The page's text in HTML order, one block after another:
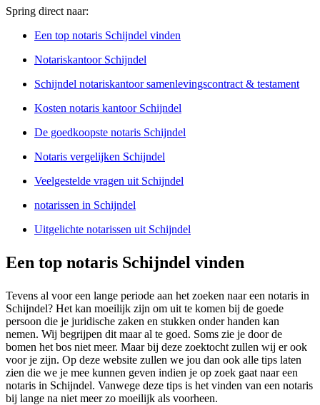
Spring direct naar:
Een top notaris Schijndel vinden
Notariskantoor Schijndel
Schijndel notariskantoor samenlevingscontract & testament
Kosten notaris kantoor Schijndel
De goedkoopste notaris Schijndel
Notaris vergelijken Schijndel
Veelgestelde vragen uit Schijndel
notarissen in Schijndel
Uitgelichte notarissen uit Schijndel
Een top notaris Schijndel vinden
Tevens al voor een lange periode aan het zoeken naar een notaris in
Schijndel? Het kan moeilijk zijn om uit te komen bij de goede
persoon die je juridische zaken en stukken onder handen kan
nemen. Wij begrijpen dit maar al te goed. Soms zie je door de
bomen het bos niet meer. Maar bij deze zoektocht zullen wij er ook
voor je zijn. Op deze website zullen we jou dan ook alle tips laten
zien die we je mee kunnen geven indien je op zoek gaat naar een
notaris in Schijndel. Vanwege deze tips is het vinden van een notaris
bij lange na niet meer zo moeilijk als voorheen.